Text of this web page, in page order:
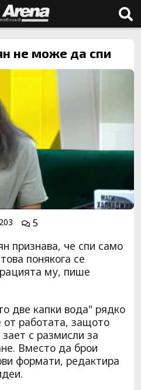
не може да спи
5
признава, че спи само
понякога се
му, пише
две капки вода" рядко
от работата, защото
с размисли за
Вместо да брои
формати, редактира